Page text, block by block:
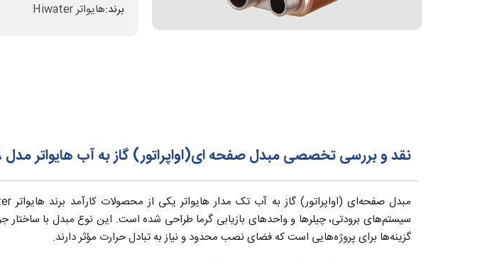
برند:هایواتر Hiwater
نقد و بررسی تخصصی مبدل صفحه ای(اواپراتور) گاز به آب هایواتر مدل HW 52-48-8
گزینه‌ها برای پروژه‌هایی است که فضای نصب محدود و نیاز به تبادل حرارت مؤثر دارند.